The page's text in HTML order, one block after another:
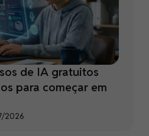
de IA gratuitos
para começar em
2026